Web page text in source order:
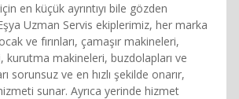
en küçük ayrıntıyı bile gözden
Uzman Servis ekiplerimiz, her marka
ve fırınları, çamaşır makineleri,
kurutma makineleri, buzdolapları ve
sorunsuz ve en hızlı şekilde onarır,
sunar. Ayrıca yerinde hizmet